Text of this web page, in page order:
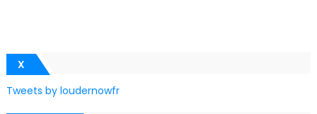
X
Tweets by loudernowfr